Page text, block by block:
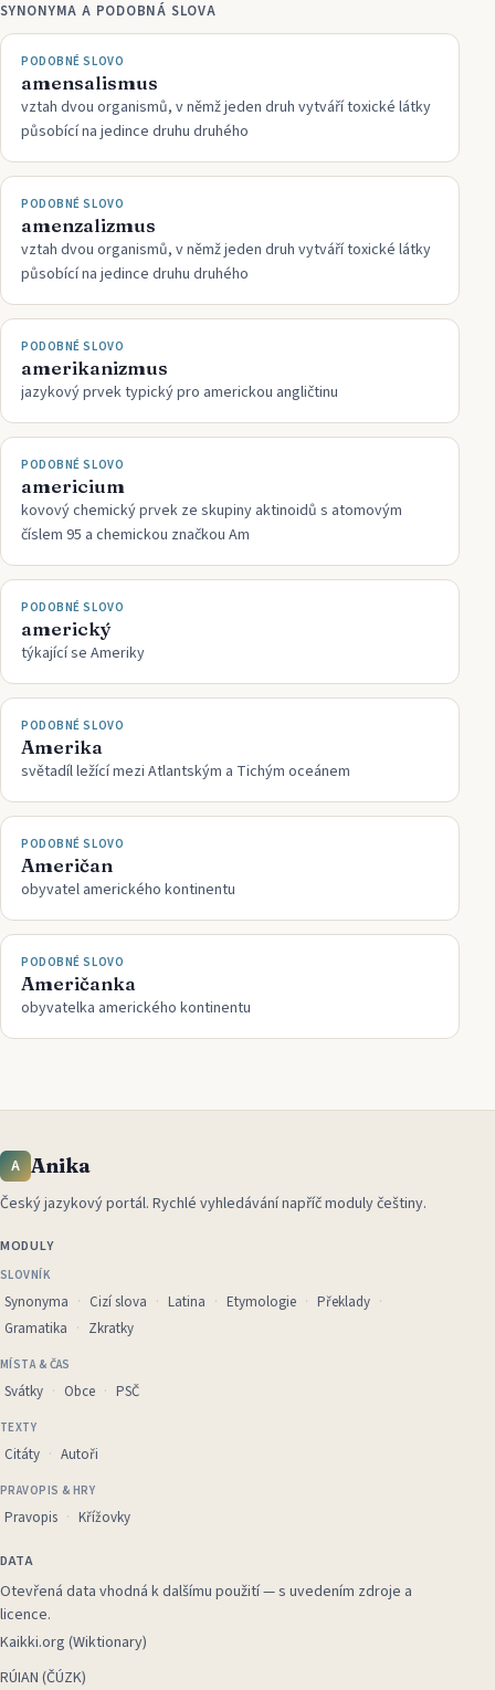
SYNONYMA A PODOBNÁ SLOVA
PODOBNÉ SLOVO
amensalismus
vztah dvou organismů, v němž jeden druh vytváří toxické látky
působící na jedince druhu druhého
PODOBNÉ SLOVO
amenzalizmus
vztah dvou organismů, v němž jeden druh vytváří toxické látky
působící na jedince druhu druhého
PODOBNÉ SLOVO
amerikanizmus
jazykový prvek typický pro americkou angličtinu
PODOBNÉ SLOVO
americium
kovový chemický prvek ze skupiny aktinoidů s atomovým
číslem 95 a chemickou značkou Am
PODOBNÉ SLOVO
americký
týkající se Ameriky
PODOBNÉ SLOVO
Amerika
světadíl ležící mezi Atlantským a Tichým oceánem
PODOBNÉ SLOVO
Američan
obyvatel amerického kontinentu
PODOBNÉ SLOVO
Američanka
obyvatelka amerického kontinentu
A Anika
Český jazykový portál. Rychlé vyhledávání napříč moduly češtiny.
MODULY
SLOVNÍK
Synonyma Cizí slova Latina Etymologie
Překlady
Gramatika
Zkratky
MÍSTA & ČAS
Svátky Obce PSČ
TEXTY
Citáty Autoři
PRAVOPIS & HRY
Pravopis Křížovky
DATA
Otevřená data vhodná k dalšímu použití — s uvedením zdroje a
licence.
Kaikki.org (Wiktionary)
RÚIAN (ČÚZK)